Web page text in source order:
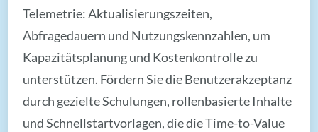
Telemetrie: Aktualisierungszeiten,
Abfragedauern und Nutzungskennzahlen, um
Kapazitätsplanung und Kostenkontrolle zu
unterstützen. Fördern Sie die Benutzerakzeptanz
durch gezielte Schulungen, rollenbasierte Inhalte
und Schnellstartvorlagen, die die Time-to-Value